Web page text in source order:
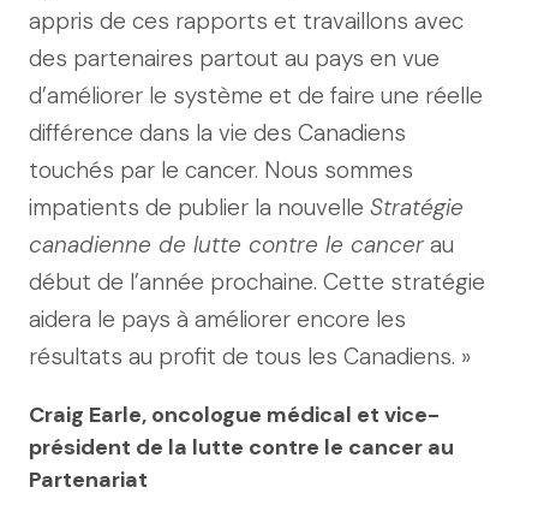
appris de ces rapports et travaillons avec
des partenaires partout au pays en vue
d’améliorer le système et de faire une réelle
différence dans la vie des Canadiens
touchés par le cancer. Nous sommes
impatients de publier la nouvelle Stratégie
canadienne de lutte contre le cancer au
début de l’année prochaine. Cette stratégie
aidera le pays à améliorer encore les
résultats au profit de tous les Canadiens. »
Craig Earle, oncologue médical et vice-
président de la lutte contre le cancer au
Partenariat